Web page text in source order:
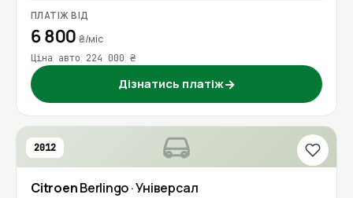
ПЛАТІЖ ВІД
6 800₴/міс
Ціна авто 224 000 ₴
Дізнатись платіж→
2012
CitroenBerlingo· Універсал